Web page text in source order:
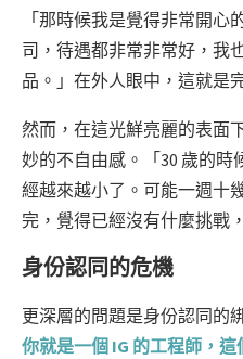
「那時候我是覺得非常開
司，待遇都非常非常好，我
品。」在外人眼中，這就是
然而，在這光鮮亮麗的表面
妙的不自由感。「30 歲的
經越來越小了。可能一週十
完，覺得已經沒有什麼挑戰
身份認同的危機
更深層的問題是身份認同的
你就是一個 IG 的工程師，